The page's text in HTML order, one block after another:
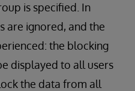
is specified. In
are ignored, and the
the blocking
displayed to all users
the data from all